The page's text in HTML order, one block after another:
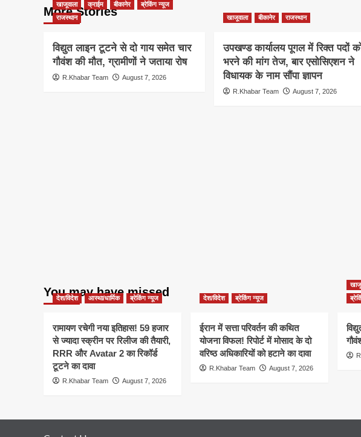
More Stories
खाजूवाला क्राईम बीकानेर
ब्रेकिंग न्यूज
राजस्थान
विद्युत लाइन टूटने से दो गाय समेत चार
गौवंश की मौत, ग्रामीणों ने जताया रोष
R.Khabar Team August 7, 2026
खाजूवाला बीकानेर राजस्थान
उपखण्ड कार्यालय पूगल में रिक्त पदों
भरने की मांग तेज, बार एसोसिएशन ने
विधायक के नाम सौंपा ज्ञापन
R.Khabar Team August 7, 2026
You may have missed
देश/विदेश आस्था/धार्मिक ब्रेकिंग न्यूज
रामायण रचेगी नया इतिहास! 59 हजार
से ज्यादा स्क्रीन पर रिलीज की तैयारी,
RRR और Avatar 2 का रिकॉर्ड
टूटने का दावा
R.Khabar Team August 7, 2026
देश/विदेश ब्रेकिंग न्यूज
ईरान में सत्ता परिवर्तन की कथित
योजना विफल! रिपोर्ट में मोसाद के दो
वरिष्ठ अधिकारियों को हटाने का दावा
R.Khabar Team August 7, 2026